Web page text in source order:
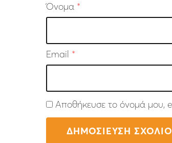
Όνομα *
Email *
Αποθήκευσε το όνομά μου,